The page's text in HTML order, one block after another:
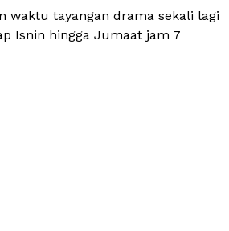
waktu tayangan drama sekali lagi
Isnin hingga Jumaat jam 7